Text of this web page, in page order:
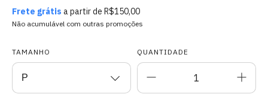
Frete grátis a partir de R$150,00
Não acumulável com outras promoções
TAMANHO QUANTIDADE